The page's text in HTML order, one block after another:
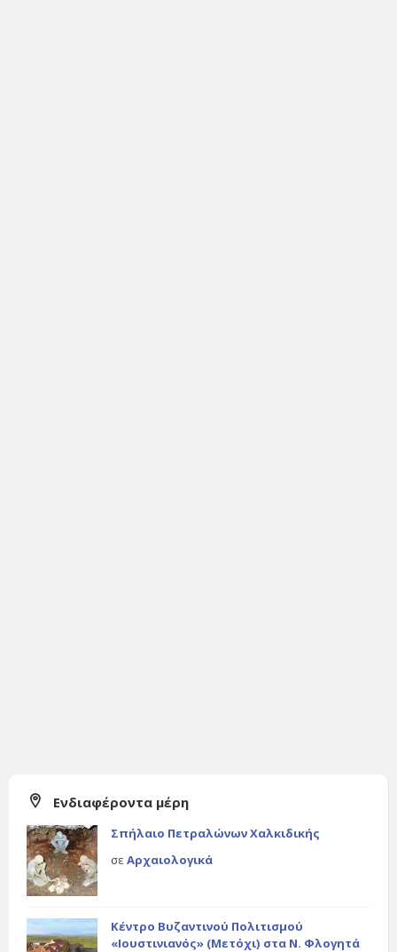
Ενδιαφέροντα μέρη
Σπήλαιο Πετραλώνων Χαλκιδικής
σε Αρχαιολογικά
Κέντρο Βυζαντινού Πολιτισμού
«Ιουστινιανός» (Μετόχι) στα Ν. Φλογητά